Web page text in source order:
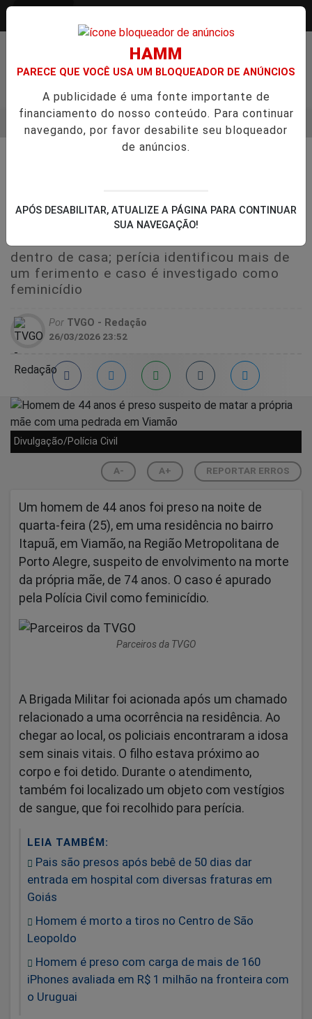
ENTREVISTA DEFESA DA FARMÁCIA INVESTIGADA EM
com uma pedrada em Viamão
dentro de casa; perícia identificou mais de
um ferimento e caso é investigado como
feminicídio
Por TVGO - Redação
26/03/2026 23:52
Divulgação/Polícia Civil
A- A+ REPORTAR ERROS
Um homem de 44 anos foi preso na noite de
quarta-feira (25), em uma residência no bairro
Itapuã, em Viamão, na Região Metropolitana de
Porto Alegre, suspeito de envolvimento na morte
da própria mãe, de 74 anos. O caso é apurado
pela Polícia Civil como feminicídio.
Parceiros da TVGO
A Brigada Militar foi acionada após um chamado
relacionado a uma ocorrência na residência. Ao
chegar ao local, os policiais encontraram a idosa
sem sinais vitais. O filho estava próximo ao
corpo e foi detido. Durante o atendimento,
também foi localizado um objeto com vestígios
de sangue, que foi recolhido para perícia.
LEIA TAMBÉM:
Pais são presos após bebê de 50 dias dar
entrada em hospital com diversas fraturas em
Goiás
Homem é morto a tiros no Centro de São
Leopoldo
Homem é preso com carga de mais de 160
iPhones avaliada em R$ 1 milhão na fronteira com
o Uruguai
HAMM
PARECE QUE VOCÊ USA UM BLOQUEADOR DE ANÚNCIOS
A publicidade é uma fonte importante de
financiamento do nosso conteúdo. Para continuar
navegando, por favor desabilite seu bloqueador
de anúncios.
APÓS DESABILITAR, ATUALIZE A PÁGINA PARA CONTINUAR
SUA NAVEGAÇÃO!